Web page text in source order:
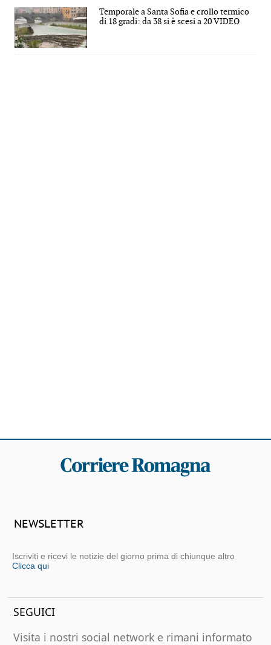
Temporale a Santa Sofia e crollo termico
di 18 gradi: da 38 si è scesi a 20 VIDEO
NEWSLETTER
Iscriviti e ricevi le notizie del giorno prima di chiunque altro
Clicca qui
SEGUICI
Visita i nostri social network e rimani informato